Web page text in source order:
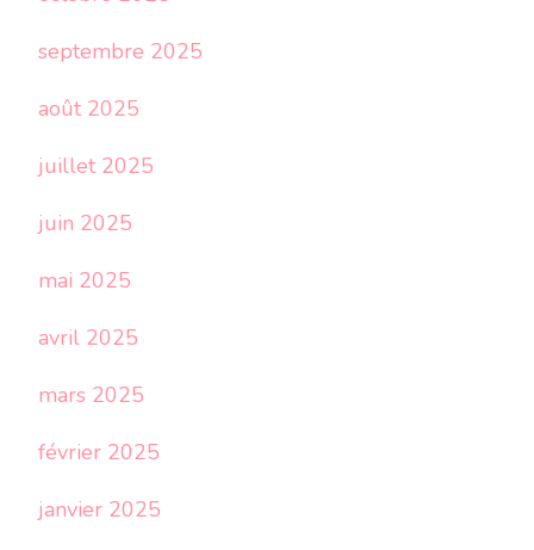
septembre 2025
août 2025
juillet 2025
juin 2025
mai 2025
avril 2025
mars 2025
février 2025
janvier 2025